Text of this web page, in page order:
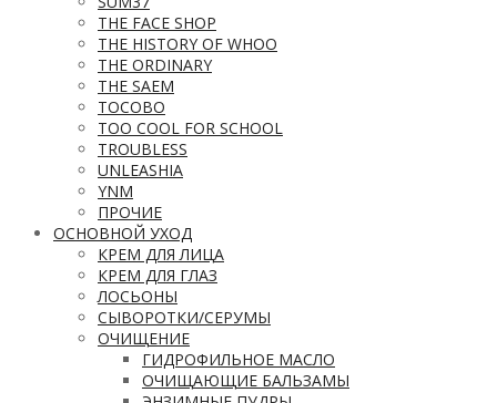
THE FACE SHOP
THE HISTORY OF WHOO
THE ORDINARY
THE SAEM
TOCOBO
TOO COOL FOR SCHOOL
TROUBLESS
UNLEASHIA
YNM
ПРОЧИЕ
ОСНОВНОЙ УХОД
КРЕМ ДЛЯ ЛИЦА
КРЕМ ДЛЯ ГЛАЗ
ЛОСЬОНЫ
СЫВОРОТКИ/СЕРУМЫ
ОЧИЩЕНИЕ
ГИДРОФИЛЬНОЕ МАСЛО
ОЧИЩАЮЩИЕ БАЛЬЗАМЫ